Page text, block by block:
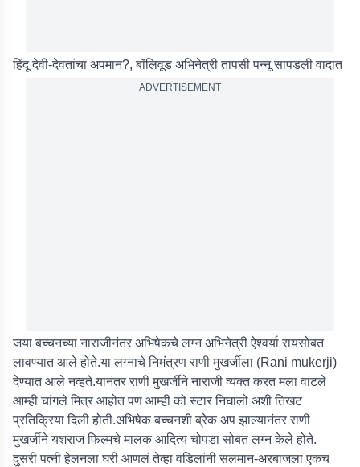
हिंदू देवी-देवतांचा अपमान?, बॉलिवूड अभिनेत्री तापसी पन्नू सापडली वादात
ADVERTISEMENT
जया बच्चनच्या नाराजीनंतर अभिषेकचे लग्न अभिनेत्री ऐश्वर्या रायसोबत
लावण्यात आले होते.या लग्नाचे निमंत्रण राणी मुखर्जीला (Rani mukerji)
देण्यात आले नव्हते.यानंतर राणी मुखर्जीने नाराजी व्यक्त करत मला वाटले
आम्ही चांगले मित्र आहोत पण आम्ही को स्टार निघालो अशी तिखट
प्रतिक्रिया दिली होती.अभिषेक बच्चनशी ब्रेक अप झाल्यानंतर राणी
मुखर्जीने यशराज फिल्मचे मालक आदित्य चोपडा सोबत लग्न केले होते.
दुसरी पत्नी हेलनला घरी आणलं तेव्हा वडिलांनी सलमान-अरबाजला एकच